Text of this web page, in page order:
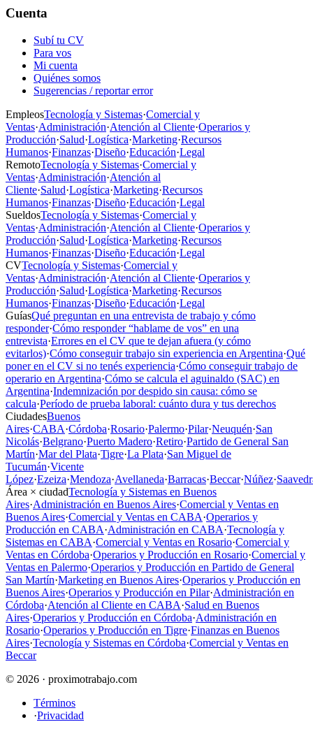
Cuenta
Subí tu CV
Para vos
Mi cuenta
Quiénes somos
Sugerencias / reportar error
EmpleosTecnología y Sistemas·Comercial y
Ventas·Administración·Atención al Cliente·Operarios y
Producción·Salud·Logística·Marketing·Recursos
Humanos·Finanzas·Diseño·Educación·Legal
RemotoTecnología y Sistemas·Comercial y
Ventas·Administración·Atención al
Cliente·Salud·Logística·Marketing·Recursos
Humanos·Finanzas·Diseño·Educación·Legal
SueldosTecnología y Sistemas·Comercial y
Ventas·Administración·Atención al Cliente·Operarios y
Producción·Salud·Logística·Marketing·Recursos
Humanos·Finanzas·Diseño·Educación·Legal
CVTecnología y Sistemas·Comercial y
Ventas·Administración·Atención al Cliente·Operarios y
Producción·Salud·Logística·Marketing·Recursos
Humanos·Finanzas·Diseño·Educación·Legal
GuíasQué preguntan en una entrevista de trabajo y cómo
responder·Cómo responder “hablame de vos” en una
entrevista·Errores en el CV que te dejan afuera (y cómo
evitarlos)·Cómo conseguir trabajo sin experiencia en Argentina·Qué
poner en el CV si no tenés experiencia·Cómo conseguir trabajo de
operario en Argentina·Cómo se calcula el aguinaldo (SAC) en
Argentina·Indemnización por despido sin causa: cómo se
calcula·Período de prueba laboral: cuánto dura y tus derechos
CiudadesBuenos
Aires·CABA·Córdoba·Rosario·Palermo·Pilar·Neuquén·San
Nicolás·Belgrano·Puerto Madero·Retiro·Partido de General San
Martín·Mar del Plata·Tigre·La Plata·San Miguel de
Tucumán·Vicente
López·Ezeiza·Mendoza·Avellaneda·Barracas·Beccar·Núñez·
Área × ciudadTecnología y Sistemas en Buenos
Aires·Administración en Buenos Aires·Comercial y Ventas en
Buenos Aires·Comercial y Ventas en CABA·Operarios y
Producción en CABA·Administración en CABA·Tecnología y
Sistemas en CABA·Comercial y Ventas en Rosario·Comercial y
Ventas en Córdoba·Operarios y Producción en Rosario·Comercial y
Ventas en Palermo·Operarios y Producción en Partido de General
San Martín·Marketing en Buenos Aires·Operarios y Producción en
Buenos Aires·Operarios y Producción en Pilar·Administración en
Córdoba·Atención al Cliente en CABA·Salud en Buenos
Aires·Operarios y Producción en Córdoba·Administración en
Rosario·Operarios y Producción en Tigre·Finanzas en Buenos
Aires·Tecnología y Sistemas en Córdoba·Comercial y Ventas en
Beccar
© 2026 · proximotrabajo.com
Términos
·Privacidad